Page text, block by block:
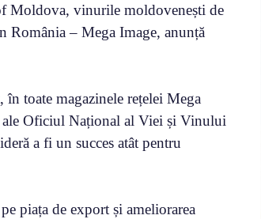
Moldova, vinurile moldovenești de
România – Mega Image, anunță
toate magazinele rețelei Mega
ale Oficiul Național al Viei și Vinului
a fi un succes atât pentru
piața de export și ameliorarea